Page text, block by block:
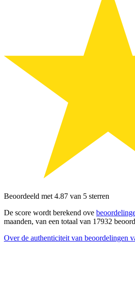
Beoordeeld met 4.87 van 5 sterren
De score wordt berekend ove
maanden, van een totaal van 17932
Over de authenticiteit van beoordelingen